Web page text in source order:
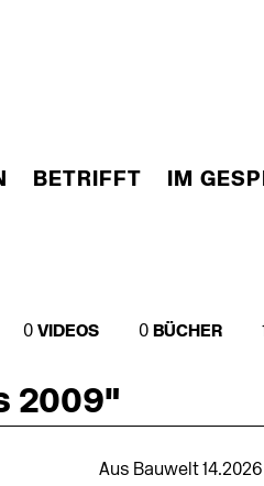
BETRIFFT IM
0 VIDEOS 0BÜCHER 1
2009"
Aus Bauwelt 14.2026